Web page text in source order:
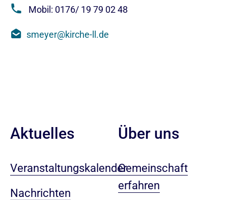
Mobil: 0176/ 19 79 02 48
smeyer@kirche-ll.de
Aktuelles
Veranstaltungskalender
Nachrichten
Über uns
Gemeinschaft
erfahren